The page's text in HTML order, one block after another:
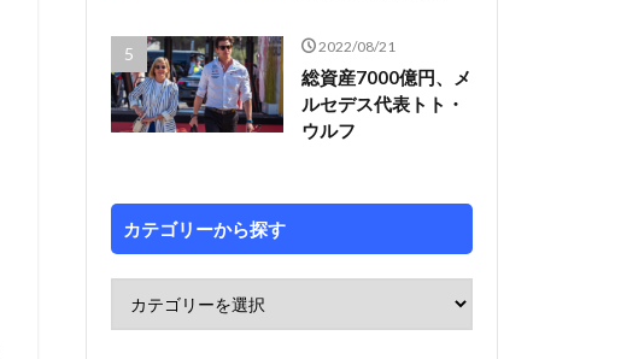
2022/08/21
総資産7000億円、メ
ルセデス代表トト・
ウルフ
カテゴリーから探す